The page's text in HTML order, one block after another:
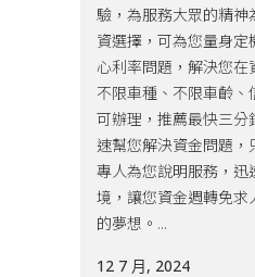
驗，為服務大眾的精
資選擇，可為您量身
心利率問題，解決您在
不限車種、不限車齡
可辦理，推薦最快三
速幫您解決資金問題
專人為您說明服務，迅
境，讓您資金週轉免求
的夢想。...
12 7 月, 2024